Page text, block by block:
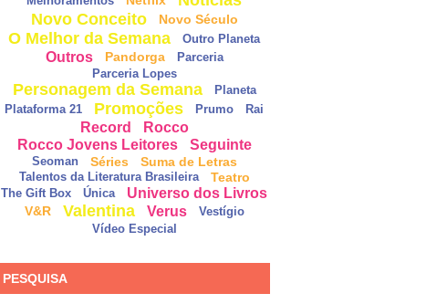
Novo Conceito
Novo Século
O Melhor da Semana Outro Planeta
Outros Pandorga
Parceria
Parceria Lopes
Personagem da Semana
Planeta
Plataforma 21
Promoções Prumo Rai
Record
Rocco
Rocco Jovens Leitores
Seguinte
Seoman Séries Suma de Letras
Talentos da Literatura Brasileira Teatro
The Gift Box Única Universo dos Livros
V&R Valentina Verus
Vestígio
Vídeo Especial
PESQUISA